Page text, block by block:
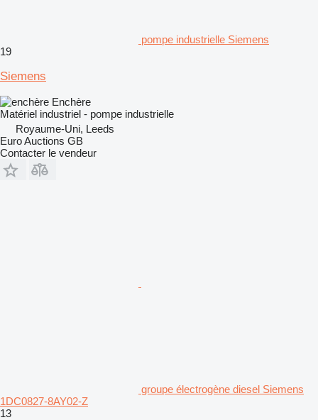
pompe industrielle Siemens
19
Siemens
Enchère
Matériel industriel - pompe industrielle
Royaume-Uni, Leeds
Euro Auctions GB
Contacter le vendeur
groupe électrogène diesel Siemens
1DC0827-8AY02-Z
13